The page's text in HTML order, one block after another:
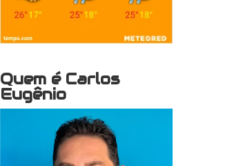
Quem é Carlos
Eugênio